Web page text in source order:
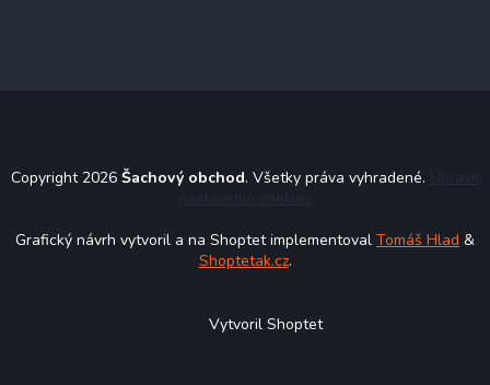
Copyright 2026 Šachový obchod. Všetky práva vyhradené.
Grafický návrh vytvoril a na Shoptet implementoval Tomáš Hlad &
Shoptetak.cz.
Vytvoril Shoptet